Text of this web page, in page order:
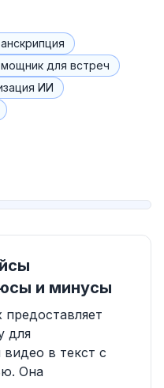
для встреч
ИИ
и минусы
предоставляет
для
в текст с
Она